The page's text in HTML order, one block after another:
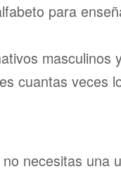
para
masculinos
cuantas veces
necesitas una